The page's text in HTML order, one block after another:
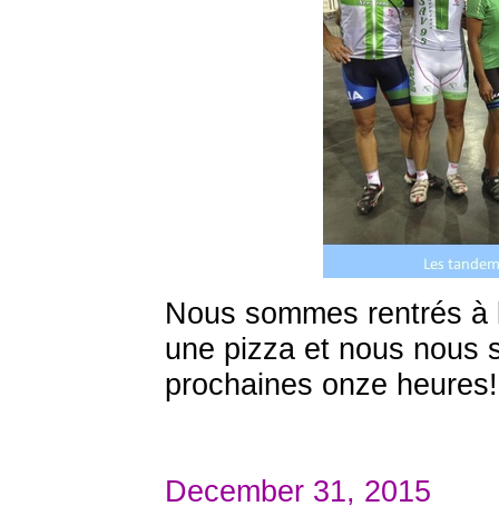
Nous sommes rentrés
une pizza et nous nous
prochaines onze heures!
December 31, 2015